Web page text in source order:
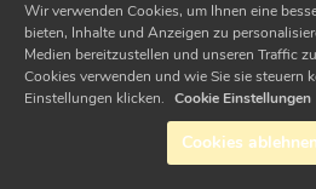
Wir verwenden Cookies, um Ihnen eine
bieten, Inhalte und Anzeigen zu
Medien bereitzustellen und unseren Traffic
Cookies verwenden und wie Sie sie steuern
Einstellungen klicken. Cookie Einstellungen
Cookies ablehnen